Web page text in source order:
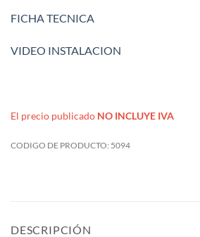
FICHA TECNICA
VIDEO INSTALACION
El precio publicado NO INCLUYE IVA
CODIGO DE PRODUCTO: 5094
DESCRIPCIÓN